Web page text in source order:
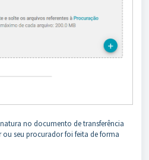
no documento de transferência
seu procurador foi feita de forma